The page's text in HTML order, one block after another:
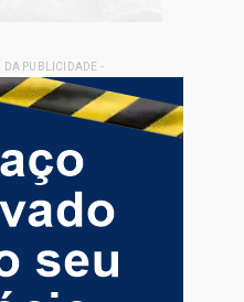
PUBLICIDADE -